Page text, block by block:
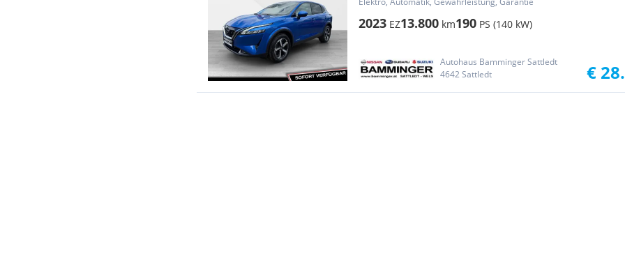
2023 EZ13.800 km190 PS (140 kW)
Autohaus Bamminger Sattledt
4642 Sattledt
€